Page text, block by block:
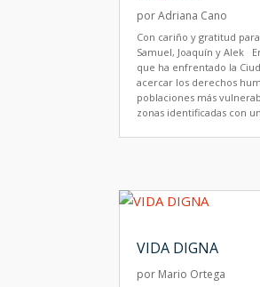
porAdriana Cano
Con cariño y gratitud
Samuel, Joaquín y Alek
que ha enfrentado la
acercar los derechos
poblaciones más
zonas identificadas con
VIDA DIGNA
por Mario Ortega